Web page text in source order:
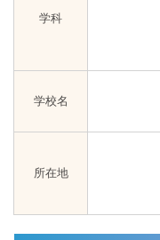
学科
学校名
所在地